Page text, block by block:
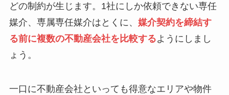
どの制約が生じます。1社にしか依頼できない専任
媒介、専属専任媒介はとくに、 媒介契約を締結す
る前に複数の不動産会社を比較するようにしまし
ょう。
一口に不動産会社といっても得意なエリアや物件